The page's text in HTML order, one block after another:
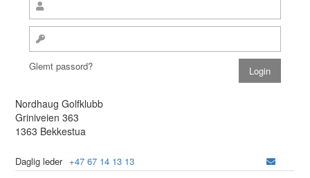
Glemt passord?
Nordhaug Golfklubb
Griniveien 363
1363 Bekkestua
Daglig leder +47 67 14 13 13